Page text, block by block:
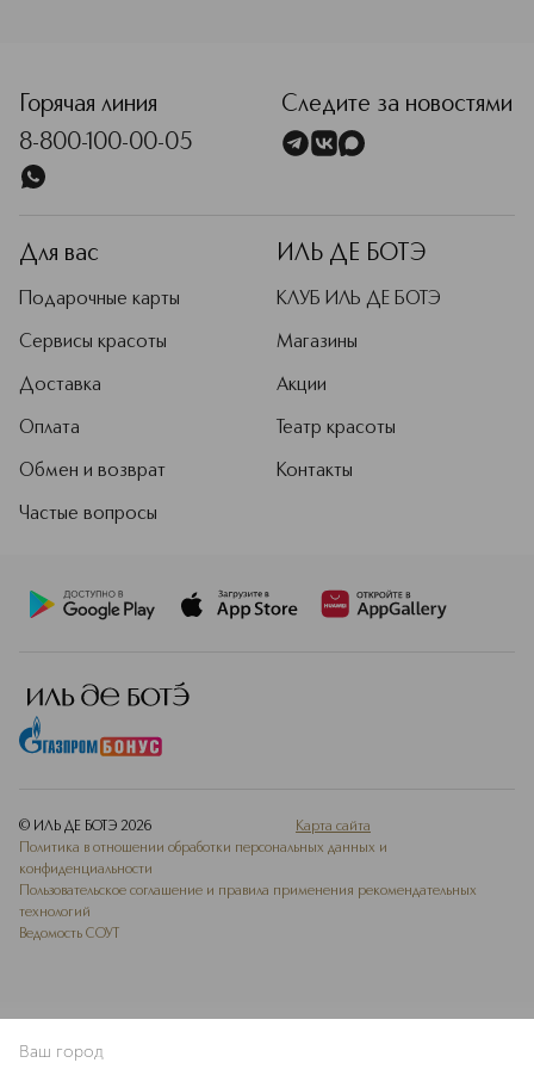
В КОРЗИНУ
Горячая линия
8-800-100-00-05
Следите за новостями
Для вас
Подарочные карты
Сервисы красоты
Доставка
Оплата
Обмен и возврат
Частые вопросы
ИЛЬ ДЕ БОТЭ
КЛУБ ИЛЬ ДЕ БОТЭ
Магазины
Акции
Театр красоты
Контакты
© ИЛЬ ДЕ БОТЭ 2026
Карта сайта
Политика в отношении обработки персональных данных и
конфиденциальности
Пользовательское соглашение и правила применения рекомендательных
технологий
Ведомость СОУТ
Ваш город